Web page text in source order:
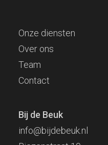
Onze diensten
Over ons
Team
Contact
Bij de Beuk
info@bijdebeuk.nl